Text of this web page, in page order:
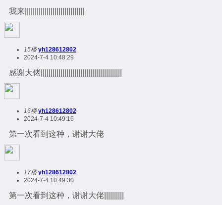
我来||||||||||||||||||||||||||||||
15楼 yh128612802
2024-7-4 10:48:29
感谢大佬|||||||||||||||||||||||||||||||||||||||||
16楼 yh128612802
2024-7-4 10:49:16
第一次看到这种，谢谢大佬
17楼 yh128612802
2024-7-4 10:49:30
第一次看到这种，谢谢大佬||||||||||